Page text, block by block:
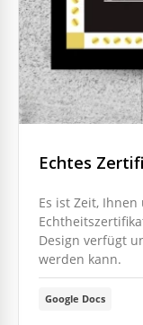
Echtes
Es ist Zeit,
Design verfügt
werden kann.
Google Docs